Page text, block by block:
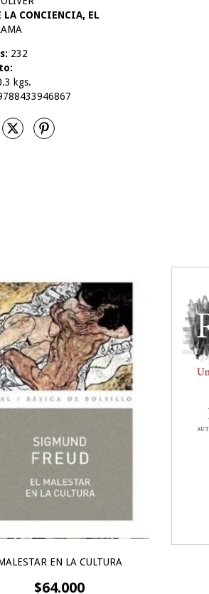
LA CONCIENCIA, EL
232
kgs.
EN LA CULTURA
$64.000